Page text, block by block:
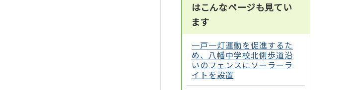
はこんなページも見てい
ます
一戸一灯運動を促進するた
め、八幡中学校北側歩道沿
いのフェンスにソーラーラ
イトを設置